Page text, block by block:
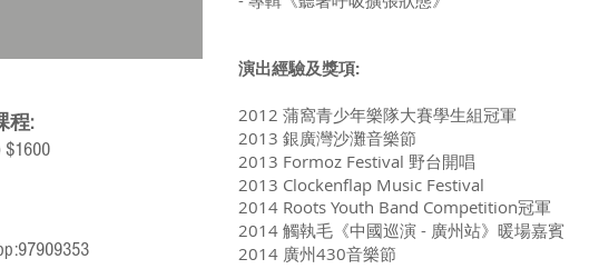
程:
演出經驗及獎項:
2012 蒲窩青少年樂隊大賽學生組冠軍
2013 銀廣灣沙灘音樂節
2013 Formoz Festival 野台開唱
2013 Clockenflap Music Festival
2014 Roots Youth Band Competition冠軍
2014 觸執毛《中國巡演 - 廣州站》暖場嘉賓
2014 廣州430音樂節